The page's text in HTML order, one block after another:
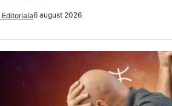
Editoriala6 august 2026